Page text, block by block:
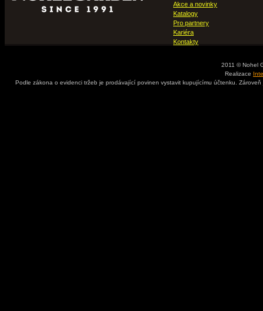
Akce a novinky
Katalogy
Pro partnery
Kariéra
Kontakty
2011 © Nohel
Realizace
Podle zákona o evidenci tržeb je prodávající povinen vystavit kupujícímu účtenku.